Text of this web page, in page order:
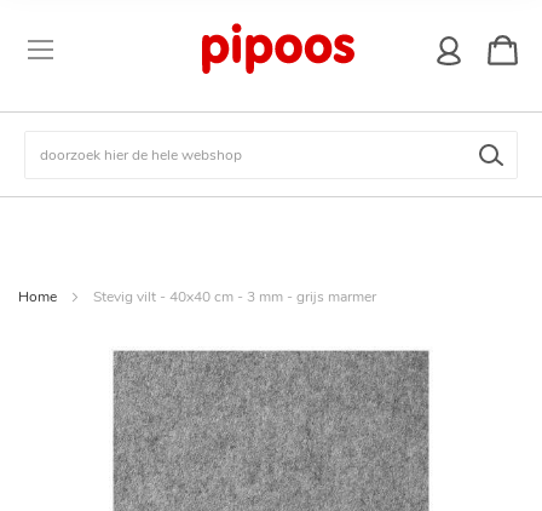
Zoek
Home Stevig vilt - 40x40 cm - 3 mm - grijs marmer
afbeeldingen-